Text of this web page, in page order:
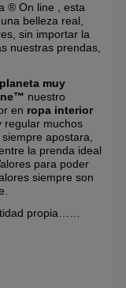
® On line , esta
belleza real,
sin importar la
nuestras prendas,
muy
nuestro
en ropa interior
regular muchos
apostara,
la prenda ideal
para poder
siempre son
propia……